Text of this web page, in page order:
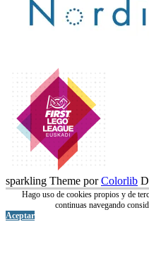
sparkling Theme porColorlib
Hago uso de cookies propios y de
continuas navegando
Aceptar